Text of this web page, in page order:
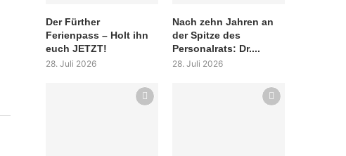
Der Fürther
Ferienpass – Holt ihn
euch JETZT!
28. Juli 2026
Nach zehn Jahren an
der Spitze des
Personalrats: Dr....
28. Juli 2026